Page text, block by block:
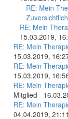
RE: Mein
RE: Mein
15.03.2019,
RE: Mein
15.03.2019,
RE: Mein
15.03.2019,
RE: Mein
Mitglied -
RE: Mein
04.04.2019, 21:11